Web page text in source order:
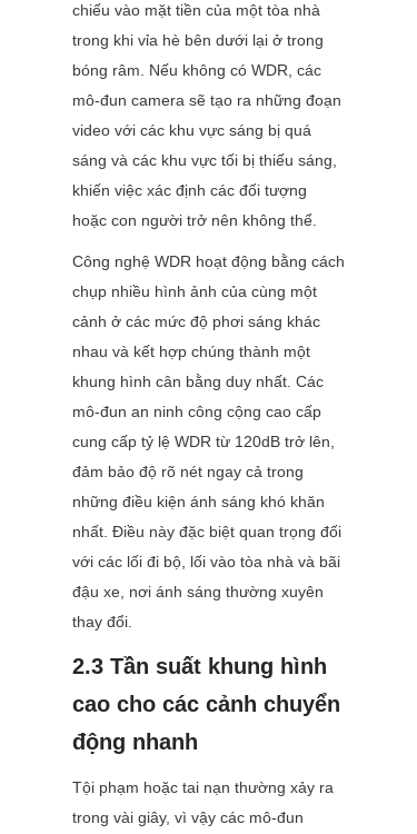
chiếu vào mặt tiền của một tòa nhà
trong khi vỉa hè bên dưới lại ở trong
bóng râm. Nếu không có WDR, các
mô-đun camera sẽ tạo ra những đoạn
video với các khu vực sáng bị quá
sáng và các khu vực tối bị thiếu sáng,
khiến việc xác định các đối tượng
hoặc con người trở nên không thể.
Công nghệ WDR hoạt động bằng cách
chụp nhiều hình ảnh của cùng một
cảnh ở các mức độ phơi sáng khác
nhau và kết hợp chúng thành một
khung hình cân bằng duy nhất. Các
mô-đun an ninh công cộng cao cấp
cung cấp tỷ lệ WDR từ 120dB trở lên,
đảm bảo độ rõ nét ngay cả trong
những điều kiện ánh sáng khó khăn
nhất. Điều này đặc biệt quan trọng đối
với các lối đi bộ, lối vào tòa nhà và bãi
đậu xe, nơi ánh sáng thường xuyên
thay đổi.
2.3 Tần suất khung hình
cao cho các cảnh chuyển
động nhanh
Tội phạm hoặc tai nạn thường xảy ra
trong vài giây, vì vậy các mô-đun